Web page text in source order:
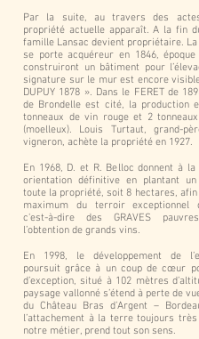
Par la suite, au travers des
propriété actuelle apparaît. A la fin
famille Lansac devient propriétaire. La
se porte acquéreur en 1846,
construiront un bâtiment pour
signature sur le mur est encore
DUPUY 1878 ». Dans le FERET de
de Brondelle est cité, la production
tonneaux de vin rouge et 2
(moelleux). Louis Turtaut, grand-
vigneron, achète la propriété en 1927.
En 1968, D. et R. Belloc donnent à
orientation définitive en plantant
toute la propriété, soit 8 hectares,
maximum du terroir exceptionnel
c'est-à-dire des GRAVES
l’obtention de grands vins.
En 1998, le développement de
poursuit grâce à un coup de cœur
d’exception, situé à 102 mètres
paysage vallonné s’étend à perte de
du Château Bras d’Argent –
l’attachement à la terre toujours
notre métier, prend tout son sens.